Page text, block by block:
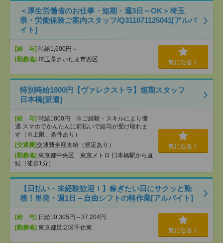
＜厚生労働省のお仕事・短期・週3日～OK＞埼玉
県・労働保険ご案内スタッフ/Q311071125041[アルバ
イト]
[給 与] 時給1,600円～
[勤務地] 埼玉県さいたま市西区 気になる！
特別時給1800円【ヴァレクストラ】短期スタッフ
日本橋[派遣]
[給 与] 時給1800円 ※ご経験・スキルにより優
遇 スマホでかんたんに前払いで給与が受け取れま
す（※上限、条件あり）
[交通費]交通費全額支給（規定あり）
[勤務地] 東京都中央区 東京メトロ 日本橋駅から直
結（徒歩1分）
気になる！
【日払い・未経験歓迎！】稼ぎたい日にサクッと勤
務！単発・週1日～自由シフトの軽作業[アルバイト]
[給 与] 日給10,305円～37,204円
[勤務地] 東京都足立区千住東 気になる！